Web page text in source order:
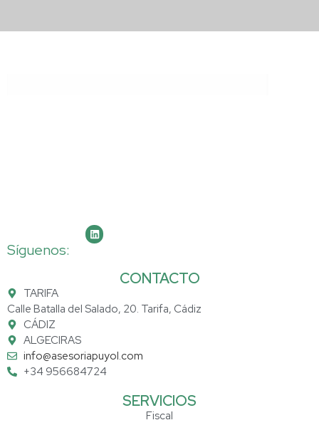
Síguenos:
CONTACTO
TARIFA
Calle Batalla del Salado, 20. Tarifa, Cádiz
CÁDIZ
ALGECIRAS
info@asesoriapuyol.com
+34 956684724
SERVICIOS
Fiscal